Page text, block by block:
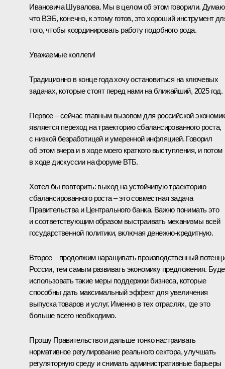
Ивановича Шувалова. Мы в целом об этом говорили.
что ВЭБ, конечно, к этому готов, это хороший инструмент
того, чтобы координировать работу подобного рода.
Уважаемые коллеги!
Традиционно в конце года хочу остановиться на ключевых
задачах, которые стоят перед нами на ближайший, 2025 год.
Первое – сейчас главным вызовом для российской
является переход на траекторию сбалансированного роста,
с низкой безработицей и умеренной инфляцией. Говорил
об этом вчера и в ходе моего краткого выступления, и потом
в ходе дискуссии нафорумеВТБ.
Хотел бы повторить: выход на устойчивую траекторию
сбалансированного роста – это совместная задача
Правительства и Центрального банка. Важно понимать это
и соответствующим образом выстраивать механизмы всей
государственной политики, включая денежно-кредитную.
Второе – продолжим наращивать производственный
России, тем самым развивать экономику предложения.
использовать такие меры поддержки бизнеса, которые
способны дать максимальный эффект для увеличения
выпуска товаров и услуг. Именно в тех отраслях, где это
больше всего необходимо.
Прошу Правительство и дальше тонко настраивать
нормативное регулирование реального сектора, улучшать
регуляторную среду и снимать административные барьеры